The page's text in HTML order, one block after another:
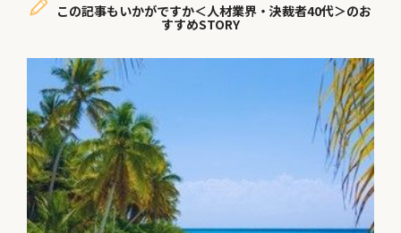
この記事もいかがですか＜人材業界・決裁者40代＞のお
すすめSTORY